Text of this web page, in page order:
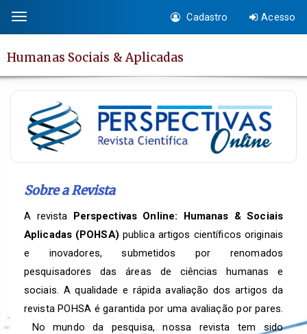
conteúdo
da
Navegação
Principal
principal
Lateral
Toggle
navigation
Cadastro Acesso
Humanas Sociais & Aplicadas
Sobre a Revista
A revista Perspectivas Online: Humanas & Sociais
Aplicadas (POHSA) publica artigos científicos originais
e inovadores, submetidos por renomados
pesquisadores das áreas de ciências humanas e
sociais. A qualidade e rápida avaliação dos artigos da
revista POHSA é garantida por uma avaliação por pares.
No mundo da pesquisa, nossa revista tem sido